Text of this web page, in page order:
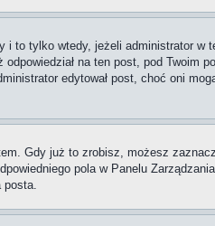
tylko wtedy, jeżeli administrator w
na ten post, pod Twoim
edytował post, choć oni
Gdy już to zrobisz, możesz
pola w Panelu
posta.